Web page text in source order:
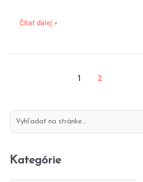
Čítať ďalej »
1 2
ľ
d
Kategórie
a
e